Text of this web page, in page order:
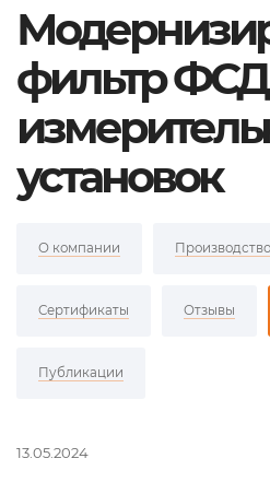
фильтр
установок
О компании
Сертификаты Отзывы
Публикации
13.05.2024